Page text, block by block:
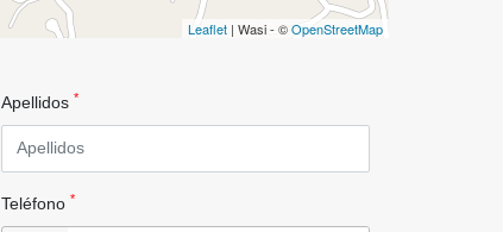
Leaflet | Wasi - ©OpenStreetMap
Apellidos *
Teléfono *